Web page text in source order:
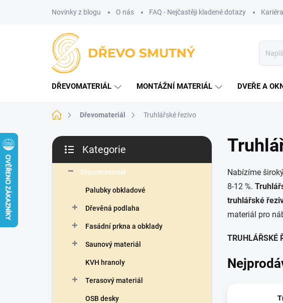
Novinky z blogu O nás FAQ - Nejčastěji kladené dotazy Kariéra
DŘEVOMATERIÁL MONTÁŽNÍ MATERIÁL DVEŘE A
Domů Dřevomateriál Truhlářské řezivo
P
s
kategorie
Kategorie
Dřevomateriál
Palubky obkladové
Dřevěná podlaha
Fasádní prkna a obklady
Saunový materiál
KVH hranoly
Terasový materiál
OSB desky
Nabízíme
8-12 %.
truhlářské
materiál pro
TRUHLÁŘSKÉ